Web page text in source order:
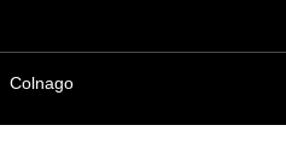
Colnago